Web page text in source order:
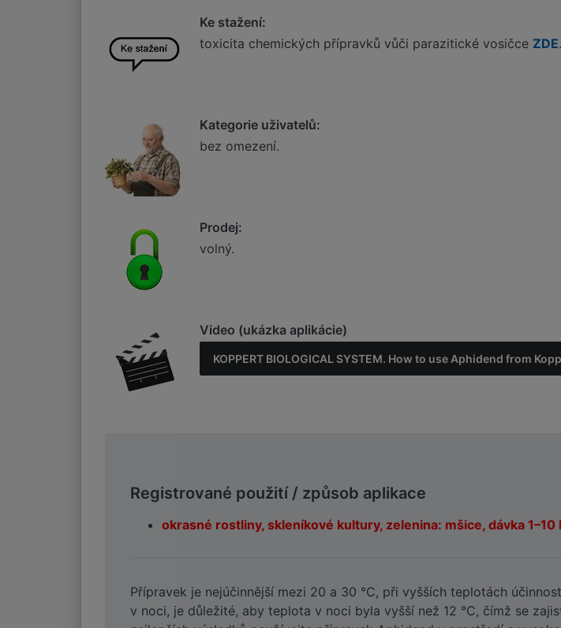
Ke stažení:
toxicita chemických přípravků vůči parazitické vosičce ZDE.
Kategorie uživatelů:
bez omezení.
Prodej:
volný.
Video (ukázka aplikácie)
KOPPERT BIOLOGICAL SYSTEM. How to use Aphidend from
Registrované použití / způsob aplikace
okrasné rostliny, skleníkové kultury, zelenina: mšice, dávka
Přípravek je nejúčinnější mezi 20 a 30 °C, při vyšších teplotách
v noci, je důležité, aby teplota v noci byla vyšší než 12 °C, čímž se